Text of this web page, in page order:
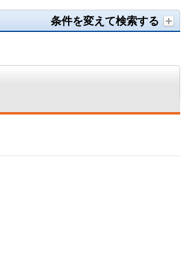
条件を変えて検索する